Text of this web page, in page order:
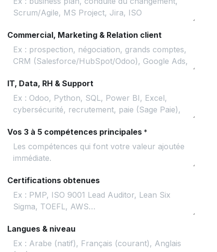
Commercial, Marketing & Relation client
IT, Data, RH & Support
Vos 3 à 5 compétences principales *
Certifications obtenues
Langues & niveau